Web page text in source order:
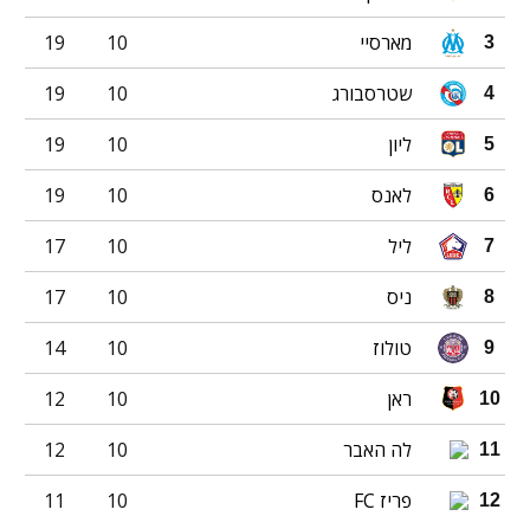
3 מארסיי 10
19
4 שטרסבורג 10
19
5 ליון 10
19
6 לאנס 10
19
7 ליל 10
17
8 ניס 10
17
9 טולוז 10
14
10 ראן 10
12
11 לה האבר 10
12
12 פריז FC 10
11